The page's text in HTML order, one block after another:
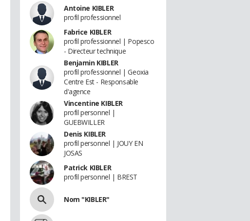
Antoine KIBLER
profil professionnel
Fabrice KIBLER
profil professionnel | Popesco
- Directeur technique
Benjamin KIBLER
profil professionnel | Geoxia
Centre Est - Responsable
d'agence
Vincentine KIBLER
profil personnel |
GUEBWILLER
Denis KIBLER
profil personnel | JOUY EN
JOSAS
Patrick KIBLER
profil personnel | BREST
Nom "KIBLER"